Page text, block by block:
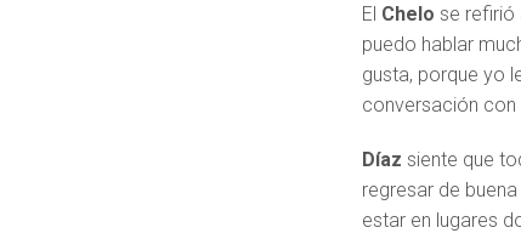
El Chelo se refirió
puedo hablar
gusta, porque yo
conversación con
Díaz siente que
regresar de
estar en lugares